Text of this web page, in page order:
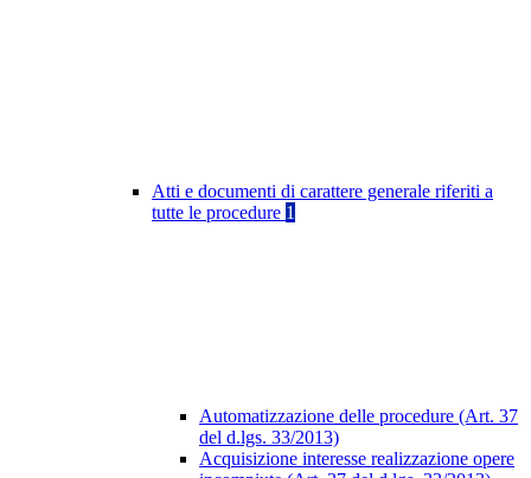
Atti e documenti di carattere generale riferiti a
tutte le procedure 1
Automatizzazione delle procedure (Art. 37
del d.lgs. 33/2013)
Acquisizione interesse realizzazione opere